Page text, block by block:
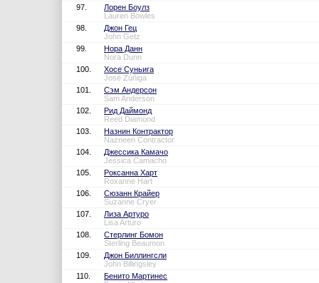
97.
Лорен Боулз
Lauren Bowles
98.
Джон Гец
John Getz
99.
Нора Данн
Nora Dunn
100.
Хосе Суньига
José Zúñiga
101.
Сэм Андерсон
Sam Anderson
102.
Рид Даймонд
Reed Diamond
103.
Назнин Контрактор
Nazneen Contractor
104.
Джессика Камачо
Jessica Camacho
105.
Роксанна Харт
Roxanne Hart
106.
Сюзанн Крайер
Suzanne Cryer
107.
Лиза Артуро
Lisa Arturo
108.
Стерлинг Бомон
Sterling Beaumon
109.
Джон Биллингсли
John Billingsley
110.
Бенито Мартинес